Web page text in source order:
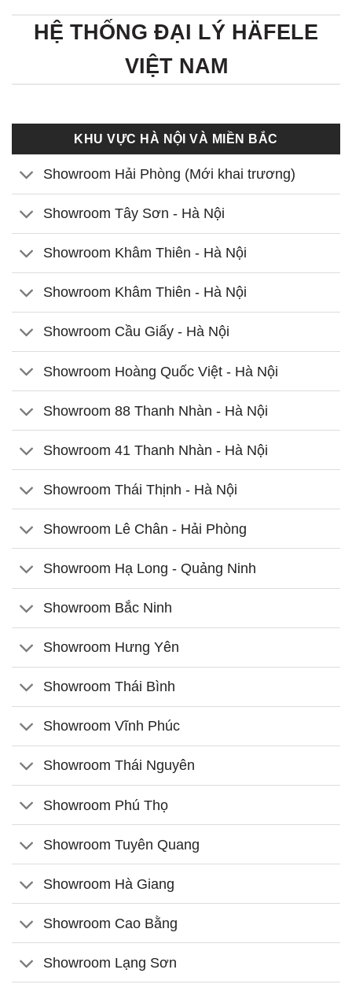
HỆ THỐNG ĐẠI LÝ HÄFELE
VIỆT NAM
KHU VỰC HÀ NỘI VÀ MIỀN BẮC
Showroom Hải Phòng (Mới khai trương)
Showroom Tây Sơn - Hà Nội
Showroom Khâm Thiên - Hà Nội
Showroom Khâm Thiên - Hà Nội
Showroom Cầu Giấy - Hà Nội
Showroom Hoàng Quốc Việt - Hà Nội
Showroom 88 Thanh Nhàn - Hà Nội
Showroom 41 Thanh Nhàn - Hà Nội
Showroom Thái Thịnh - Hà Nội
Showroom Lê Chân - Hải Phòng
Showroom Hạ Long - Quảng Ninh
Showroom Bắc Ninh
Showroom Hưng Yên
Showroom Thái Bình
Showroom Vĩnh Phúc
Showroom Thái Nguyên
Showroom Phú Thọ
Showroom Tuyên Quang
Showroom Hà Giang
Showroom Cao Bằng
Showroom Lạng Sơn